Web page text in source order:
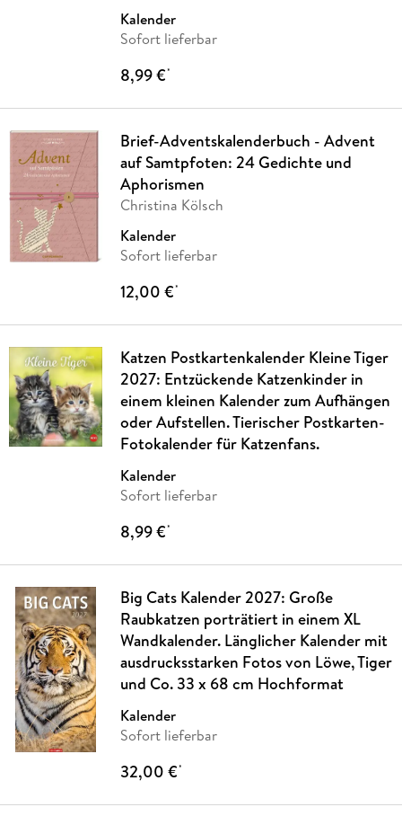
Kalender
Sofort lieferbar
8,99 €*
Brief-Adventskalenderbuch - Advent
auf Samtpfoten: 24 Gedichte und
Aphorismen
Christina Kölsch
Kalender
Sofort lieferbar
12,00 €*
Katzen Postkartenkalender Kleine Tiger
2027: Entzückende Katzenkinder in
einem kleinen Kalender zum Aufhängen
oder Aufstellen. Tierischer Postkarten-
Fotokalender für Katzenfans.
Kalender
Sofort lieferbar
8,99 €*
Big Cats Kalender 2027: Große
Raubkatzen porträtiert in einem XL
Wandkalender. Länglicher Kalender mit
ausdrucksstarken Fotos von Löwe, Tiger
und Co. 33 x 68 cm Hochformat
Kalender
Sofort lieferbar
32,00 €*